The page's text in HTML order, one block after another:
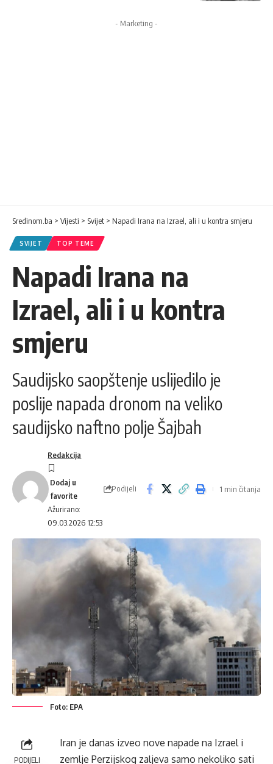
- Marketing -
Sredinom.ba > Vijesti > Svijet > Napadi Irana na Izrael, ali i u kontra smjeru
SVIJET TOP TEME
Napadi Irana na
Izrael, ali i u kontra
smjeru
Saudijsko saopštenje uslijedilo je
poslije napada dronom na veliko
saudijsko naftno polje Šajbah
Ažurirano:
09.03.2026 12:53
Redakcija
Podijeli 1 min čitanja
Foto: EPA
PODIJELI
Iran je danas izveo nove napade na Izrael i
zemlje Perzijskog zaljeva samo nekoliko sati